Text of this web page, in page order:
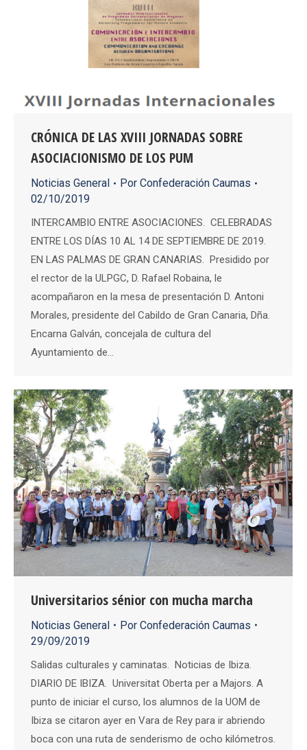
CRÓNICA DE LAS XVIII JORNADAS SOBRE
ASOCIACIONISMO DE LOS PUM
Noticias General Por Confederación Caumas
02/10/2019
INTERCAMBIO ENTRE ASOCIACIONES. CELEBRADAS
ENTRE LOS DÍAS 10 AL 14 DE SEPTIEMBRE DE 2019.
EN LAS PALMAS DE GRAN CANARIAS. Presidido por
el rector de la ULPGC, D. Rafael Robaina, le
acompañaron en la mesa de presentación D. Antoni
Morales, presidente del Cabildo de Gran Canaria, Dña.
Encarna Galván, concejala de cultura del
Ayuntamiento de…
Universitarios sénior con mucha marcha
Noticias General Por Confederación Caumas
29/09/2019
Salidas culturales y caminatas. Noticias de Ibiza.
DIARIO DE IBIZA. Universitat Oberta per a Majors. A
punto de iniciar el curso, los alumnos de la UOM de
Ibiza se citaron ayer en Vara de Rey para ir abriendo
boca con una ruta de senderismo de ocho kilómetros.